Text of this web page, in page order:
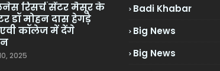
रिसर्च सेंटर मैसूर के
डॉ मोहन दास हेगड़े
कॉलेज में देंगे
2025
Badi Khabar
Big News
Big News